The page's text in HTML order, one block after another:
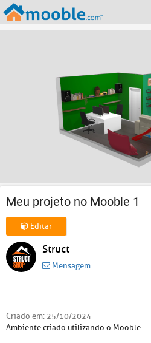
Meu projeto no Mooble 1
Editar
Struct
Mensagem
Criado em: 25/10/2024
Ambiente criado utilizando o Mooble